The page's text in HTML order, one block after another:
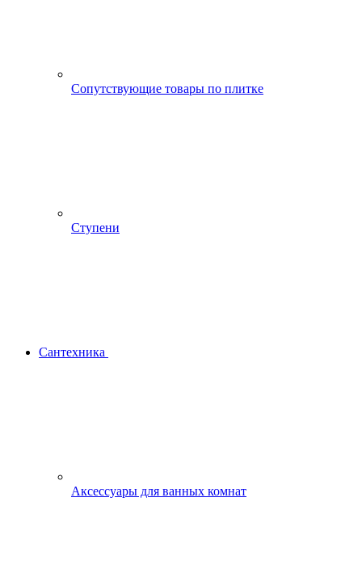
Сопутствующие товары по плитке
Ступени
Сантехника
Аксессуары для ванных комнат